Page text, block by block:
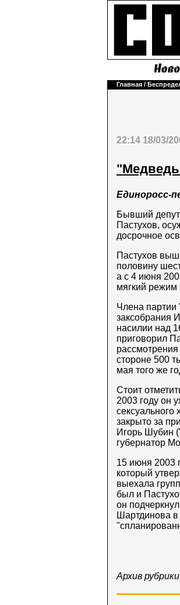
Главная /
22:14 18/03/
Единоросс-
Бывший
Пастухов,
досрочное
Пастухов
половину
а с 4 июня
мягкий режим
Члена партии
заксобрания
насилии над
приговорил
стороне 500
мая того же
Стоит
2003 году он
сексуального
закрыто за
Игорь Шубин
губернатор
15 июня 2003
который
выехала
был и
он
Шартдинова в
Архив рубрики